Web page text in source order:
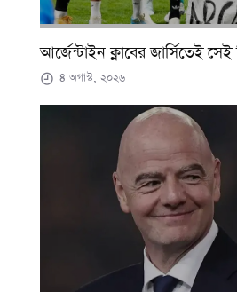
আর্জেন্টাইন ক্লাবের জার্সিতেই সেই
৪ অগাস্ট, ২০২৬